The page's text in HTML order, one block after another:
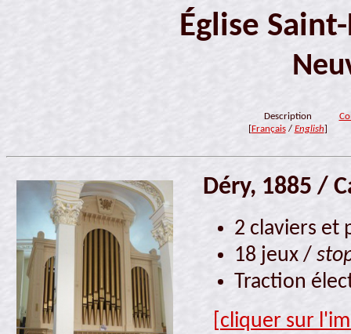
Église
Description
Français/ English
Déry, 1885 /
2 claviers et
18 jeux /
Traction
[cliquer sur